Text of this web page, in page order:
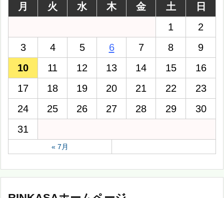
月
火 水 木 金 土
日
1
2
3
4 5 6 7 8
9
10
11 12 13 14 15
16
17
18 19 20 21 22
23
24
25 26 27 28 29
30
31
« 7月